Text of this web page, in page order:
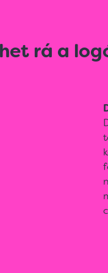
rá a